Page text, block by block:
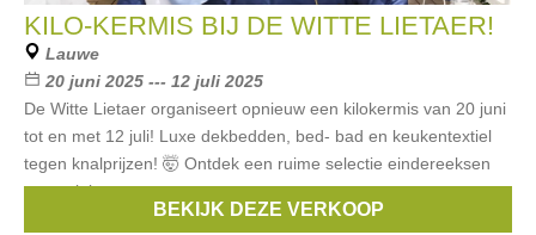
KILO-KERMIS BIJ DE WITTE LIETAER!
Lauwe
20 juni 2025 --- 12 juli 2025
De Witte Lietaer organiseert opnieuw een kilokermis van 20 juni
tot en met 12 juli! Luxe dekbedden, bed- bad en keukentextiel
tegen knalprijzen! 🤯 Ontdek een ruime selectie eindereeksen
en textiel
De Witte Lietaer,MOOD!T
BEKIJK DEZE VERKOOP